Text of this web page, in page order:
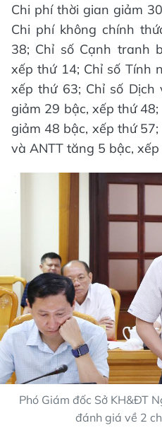
Chi phí thời gian giảm
Chi phí không chính
38; Chỉ số Cạnh tranh
xếp thứ 14; Chỉ số Tính
xếp thứ 63; Chỉ số
giảm 29 bậc, xếp thứ
giảm 48 bậc, xếp thứ
và ANTT tăng 5 bậc, xếp
Phó Giám đốc Sở KH&ĐT
đánh giá về 2